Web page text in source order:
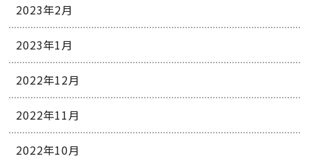
2023年2月
2023年1月
2022年12月
2022年11月
2022年10月